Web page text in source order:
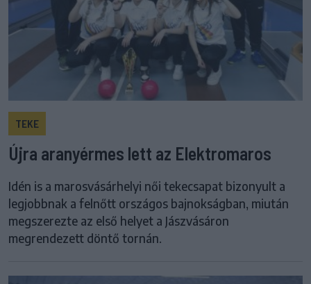
TEKE
Újra aranyérmes lett az Elektromaros
Idén is a marosvásárhelyi női tekecsapat bizonyult a
legjobbnak a felnőtt országos bajnokságban, miután
megszerezte az első helyet a Jászvásáron
megrendezett döntő tornán.